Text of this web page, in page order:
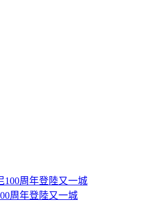
周年登陸又一城